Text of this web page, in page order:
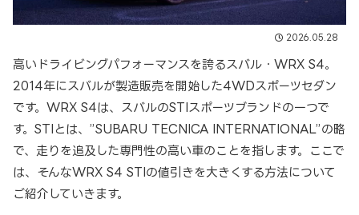
2026.05.28
高いドライビングパフォーマンスを誇るスバル・WRX S4。
2014年にスバルが製造販売を開始した4WDスポーツセダン
です。WRX S4は、スバルのSTIスポーツブランドの一つで
す。STIとは、”SUBARU TECNICA INTERNATIONAL”の略
で、走りを追及した専門性の高い車のことを指します。ここで
は、そんなWRX S4 STIの値引きを大きくする方法について
ご紹介していきます。